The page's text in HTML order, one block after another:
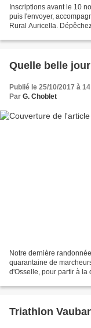
Inscriptions avant le 10
puis l'envoyer,
Rural Auricella.
Quelle belle
Publié le 25/10/2017 à
Par G. Choblet
Notre dernière
quarantaine de
d'Osselle, pour partir à la
Triathlon